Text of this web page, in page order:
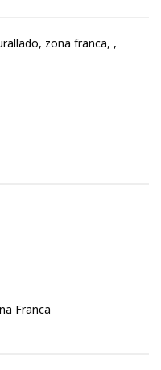
zona franca, ,
Franca